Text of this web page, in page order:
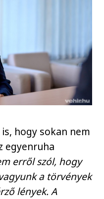
hogy sokan nem
egyenruha
erről szól, hogy
a törvények
lények. A